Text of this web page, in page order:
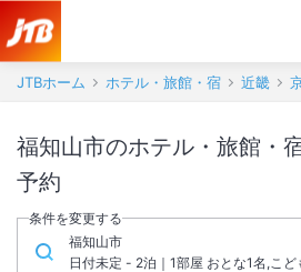
JTBホーム ホテル・旅館・宿 近畿
福知山市のホテル・旅館・宿（
予約
条件を変更する
福知山市
日付未定 - 2泊｜1部屋 おとな1名,こど